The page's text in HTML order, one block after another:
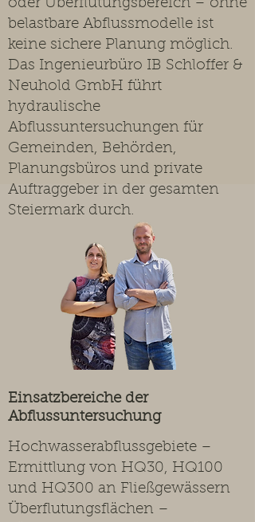
Einsatzbereiche der
Abflussuntersuchung
Hochwasserabflussgebiete –
Ermittlung von HQ30, HQ100
und HQ300 an Fließgewässern
Überflutungsflächen –
oder Überflutungsbereich – ohne
belastbare Abflussmodelle ist
keine sichere Planung möglich.
Das Ingenieurbüro IB Schloffer &
Neuhold GmbH führt
hydraulische
Abflussuntersuchungen für
Gemeinden, Behörden,
Planungsbüros und private
Auftraggeber in der gesamten
Steiermark durch.